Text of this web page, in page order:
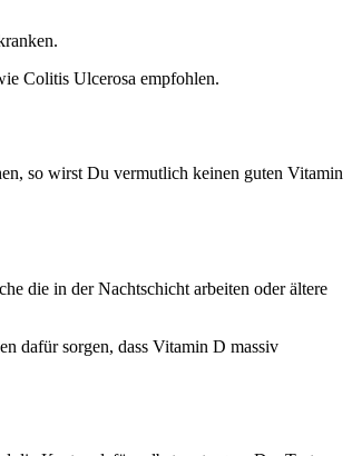
Colitis Ulcerosa empfohlen.
so wirst Du vermutlich keinen guten Vitamin
die in der Nachtschicht arbeiten oder ältere
dafür sorgen, dass Vitamin D massiv